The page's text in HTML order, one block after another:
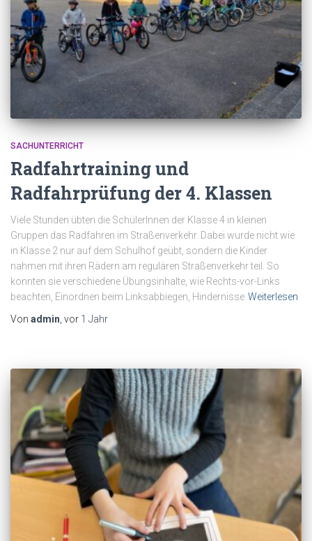
SACHUNTERRICHT
Radfahrtraining und
Radfahrprüfung der 4. Klassen
Viele Stunden übten die SchülerInnen der Klasse 4 in kleinen
Gruppen das Radfahren im Straßenverkehr. Dabei wurde nicht wie
in Klasse 2 nur auf dem Schulhof geübt, sondern die Kinder
nahmen mit ihren Rädern am regulären Straßenverkehr teil. So
konnten sie verschiedene Übungsinhalte, wie Rechts-vor-Links
beachten, Einordnen beim Linksabbiegen, Hindernisse Weiterlesen
Von admin , vor 1 Jahr